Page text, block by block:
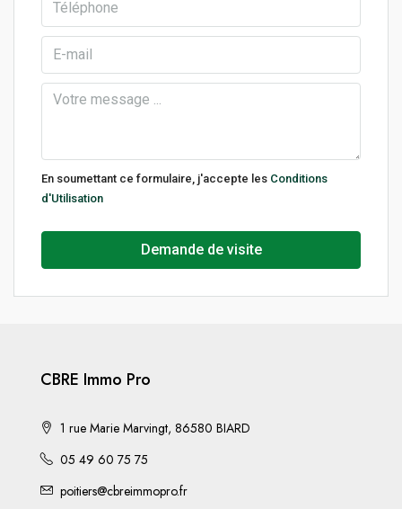
En soumettant ce formulaire, j'accepte les Conditions
d'Utilisation
Demande de visite
CBRE Immo Pro
1 rue Marie Marvingt, 86580 BIARD
05 49 60 75 75
poitiers@cbreimmopro.fr